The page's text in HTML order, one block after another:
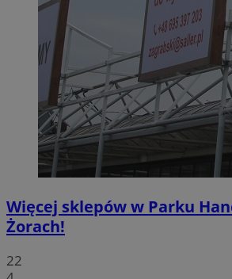
Więcej sklepów w Parku
Żorach!
22